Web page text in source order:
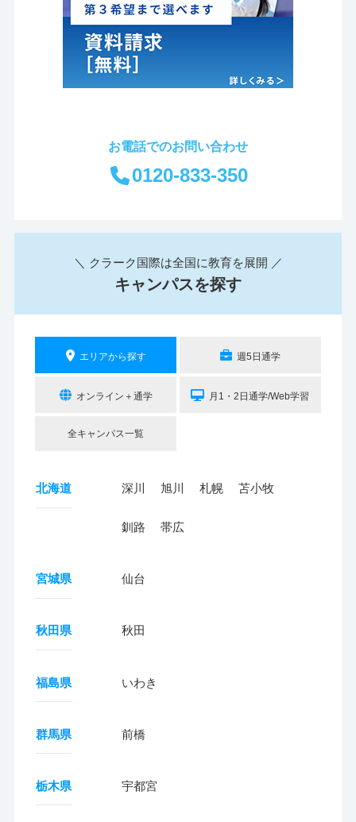
お電話でのお問い合わせ
0120-833-350
＼ クラーク国際は全国に教育を展開 ／
キャンパスを探す
エリアから探す 週5日通学
オンライン＋通学 月1・2日通学/Web学習
全キャンパス一覧
北海道 深川 旭川 札幌 苫小牧
釧路 帯広
宮城県 仙台
秋田県 秋田
福島県 いわき
群馬県 前橋
栃木県 宇都宮